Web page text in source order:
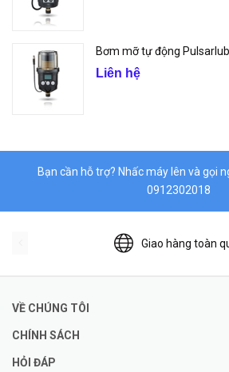
Bơm mỡ tự động
Liên hệ
Bạn cần hỗ trợ? Nhấc máy lên và gọi
0912302018
Giao hàng toàn
VỀ CHÚNG TÔI
CHÍNH SÁCH
HỎI ĐÁP